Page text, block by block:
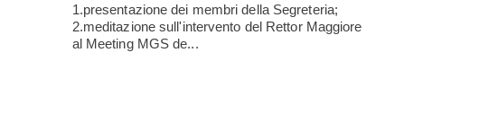
1.presentazione dei membri della Segreteria;
2.meditazione sull'intervento del Rettor Maggiore
al Meeting MGS de...